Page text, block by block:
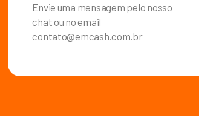
Envie uma mensagem pelo nosso
chat ou no email
contato@emcash.com.br